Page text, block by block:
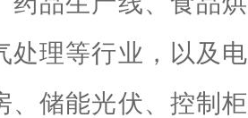
处理等行业，以及
、储能光伏、控制